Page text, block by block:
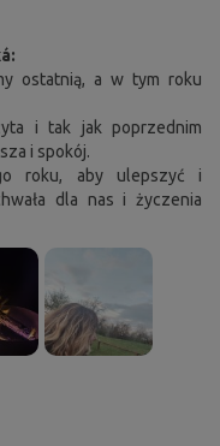
ostatnią, a w tym roku
i tak jak poprzednim
i spokój.
roku, aby ulepszyć i
dla nas i życzenia